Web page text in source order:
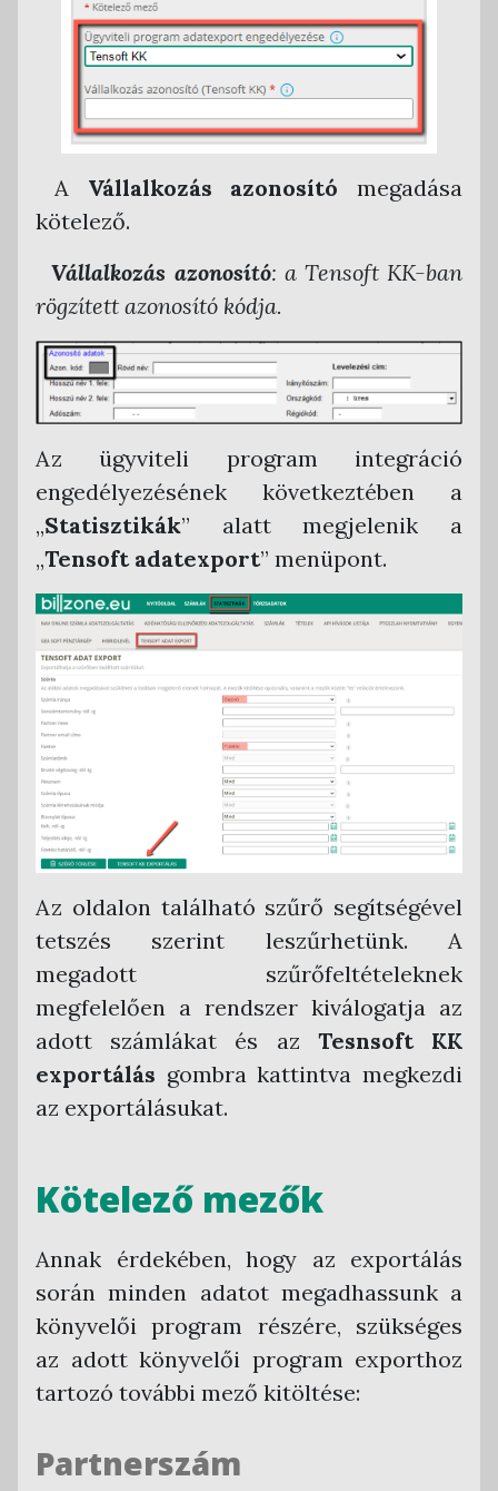
A Vállalkozás azonosító megadása
kötelező.
Vállalkozás azonosító: a Tensoft KK-ban
rögzített azonosító kódja.
Az ügyviteli program integráció
engedélyezésének következtében a
„Statisztikák” alatt megjelenik a
„Tensoft adatexport” menüpont.
Az oldalon található szűrő segítségével
tetszés szerint leszűrhetünk. A
megadott szűrőfeltételeknek
megfelelően a rendszer kiválogatja az
adott számlákat és az Tesnsoft KK
exportálás gombra kattintva megkezdi
az exportálásukat.
Kötelező mezők
Annak érdekében, hogy az exportálás
során minden adatot megadhassunk a
könyvelői program részére, szükséges
az adott könyvelői program exporthoz
tartozó további mező kitöltése:
Partnerszám